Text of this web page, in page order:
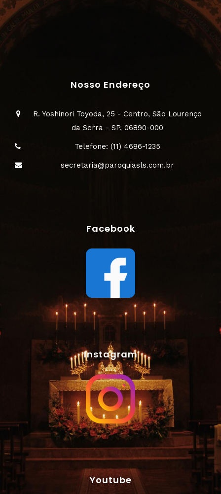
Nosso Endereço
R. Yoshinori Toyoda, 25 - Centro, São Lourenço
da Serra - SP, 06890-000
Telefone: (11) 4686-1235
secretaria@paroquiasls.com.br
Facebook
Instagram
Youtube